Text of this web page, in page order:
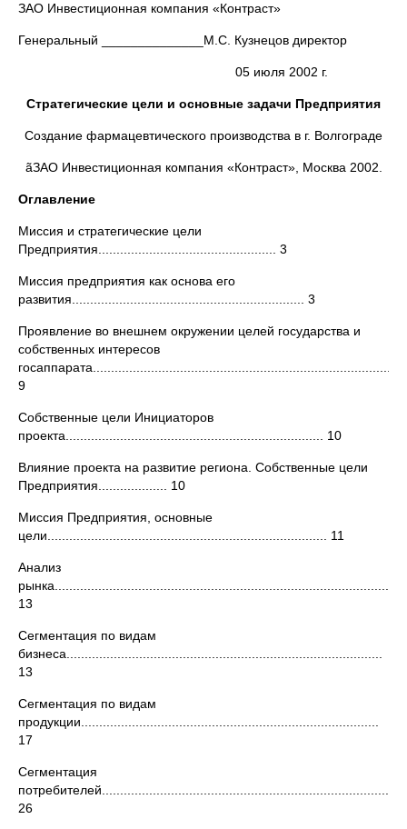
ЗАО Инвестиционная компания «Контраст»
Генеральный ______________М.С. Кузнецов директор
05 июля 2002 г.
Стратегические цели и основные задачи Предприятия
Создание фармацевтического производства в г. Волгограде
ãЗАО Инвестиционная компания «Контраст», Москва 2002.
Оглавление
Миссия и стратегические цели
Предприятия................................................. 3
Миссия предприятия как основа его
развития................................................................ 3
Проявление во внешнем окружении целей государства и
собственных интересов
9
Собственные цели Инициаторов
проекта....................................................................... 10
Влияние проекта на развитие региона. Собственные цели
Предприятия................... 10
Миссия Предприятия, основные
цели............................................................................. 11
Анализ
13
Сегментация по видам
бизнеса.......................................................................................
13
Сегментация по видам
продукции..................................................................................
17
Сегментация
26